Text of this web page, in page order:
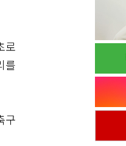
로
를
구